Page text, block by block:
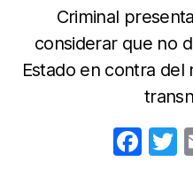
Criminal
considerar que no
Estado en contra
F